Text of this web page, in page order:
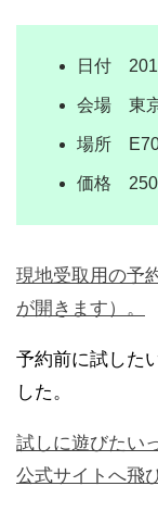
日付
会場 東
場所
価格
現地受取用の予
が開きます）。
予約前に試した
した。
試しに遊びたい
公式サイトへ飛